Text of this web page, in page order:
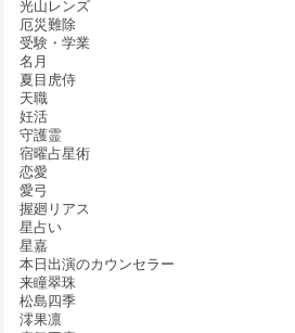
光山レンズ
厄災難除
受験・学業
名月
夏目虎侍
天職
妊活
守護霊
宿曜占星術
恋愛
愛弓
握廻リアス
星占い
星嘉
本日出演のカウンセラー
来瞳翠珠
松島四季
澪果凛